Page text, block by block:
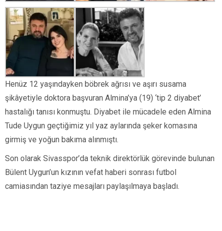
Henüz 12 yaşındayken böbrek ağrısı ve aşırı susama
şikâyetiyle doktora başvuran Almina’ya (19) ‘tip 2 diyabet’
hastalığı tanısı konmuştu. Diyabet ile mücadele eden Almina
Tude Uygun geçtiğimiz yıl yaz aylarında şeker komasına
girmiş ve yoğun bakıma alınmıştı.
Son olarak Sivasspor’da teknik direktörlük görevinde bulunan
Bülent Uygun’un kızının vefat haberi sonrası futbol
camiasından taziye mesajları paylaşılmaya başladı.